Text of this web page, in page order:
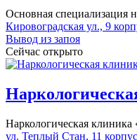
Основная специализация
Кировоградская ул., 9
Вывод из запоя
Сейчас открыто
Наркологическая
ул. Теплый Стан, 11